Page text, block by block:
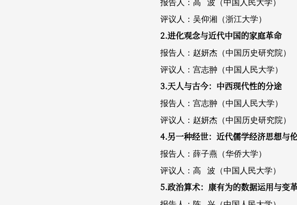
报告人：高 波（中国人民大学）
评议人：吴仰湘（浙江大学）
2.进化观念与近代中国的家庭革命
报告人：赵妍杰（中国历史研究院）
评议人：宫志翀（中国人民大学）
3.天人与古今：中西现代性的分途
报告人：宫志翀（中国人民大学）
评议人：赵妍杰（中国历史研究院）
4.另一种经世：近代儒学经济思想与
报告人：薛子燕（华侨大学）
评议人：高 波（中国人民大学）
5.政治算术：康有为的数据运用与变